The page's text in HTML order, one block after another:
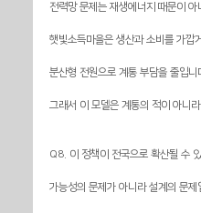
전력망 문제는 재생에너지 때문이
햇빛소득마을은 생산과 소비를 가깝
분산형 전원으로 계통 부담을 줄입니
그래서 이 모델은 계통의 적이 아니
Q8. 이 정책이 전국으로 확산될 수
가능성의 문제가 아니라 설계의 문제